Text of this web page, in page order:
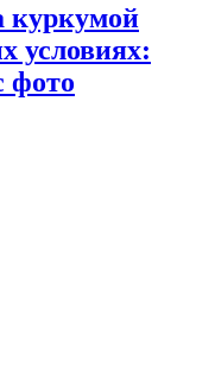
куркумой
условиях:
фото